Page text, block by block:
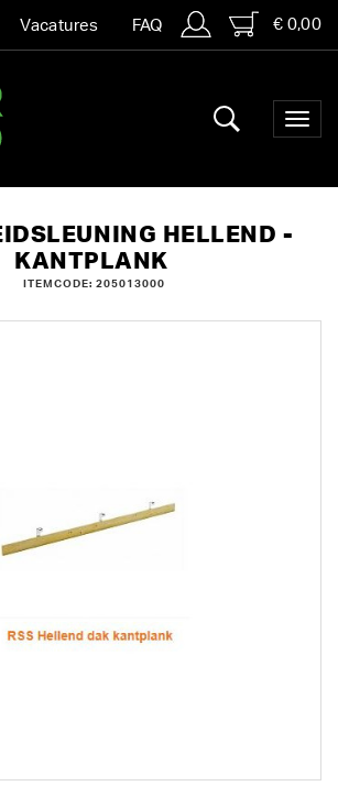
Vacatures FAQ € 0,00
HELLEND -
KANTPLANK
ITEMCODE: 205013000